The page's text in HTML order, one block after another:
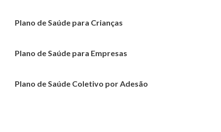
Plano de Saúde para Crianças
Plano de Saúde para Empresas
Plano de Saúde Coletivo por Adesão